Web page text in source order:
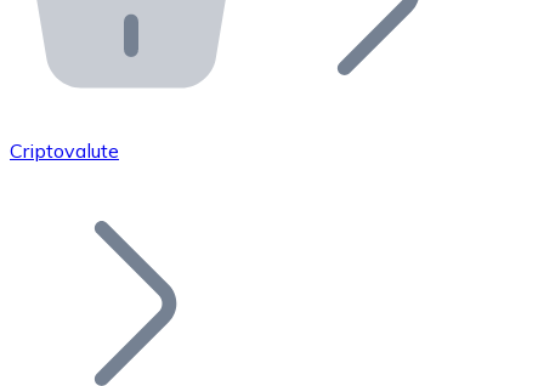
API Bitnovo
Integra la nostra API nel tuo ecosistema.
Unisciti alla nostra rete di rivenditori e
Aggiungi il token del tuo progetto al nostro servizio di
Criptovalute